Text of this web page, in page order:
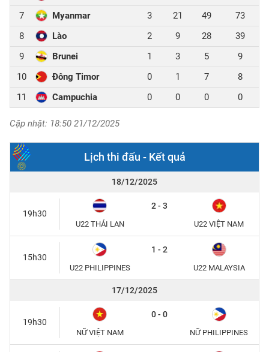
7
Myanmar 3 21 49
73
8
Lào 2 9 28
39
9
Brunei 1 3 5
9
10
Đông Timor 0 1 7
8
11
Campuchia 0 0 0 0
Cập nhật: 18:50 21/12/2025
Lịch thi đấu - Kết quả
18/12/2025
19h30
U22 THÁI LAN
2 - 3
U22 VIỆT NAM
15h30
U22 PHILIPPINES
1 - 2
U22 MALAYSIA
17/12/2025
19h30
NỮ VIỆT NAM
0 - 0
NỮ PHILIPPINES